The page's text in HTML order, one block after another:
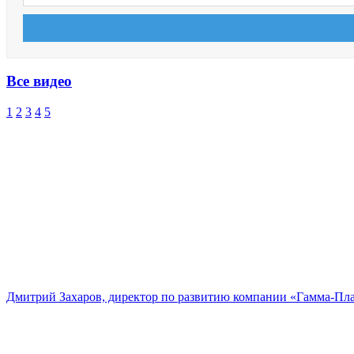
Все видео
1 2 3 4 5
Дмитрий Захаров, директор по развитию компании «Гамма-